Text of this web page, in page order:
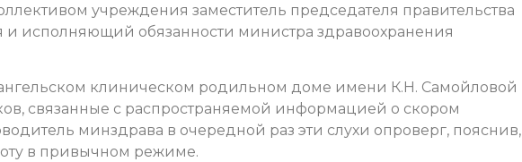
учреждения заместитель председателя правительства
и исполняющий обязанности министра здравоохранения
клиническом родильном доме имени К.Н. Самойловой
связанные с распространяемой информацией о скором
минздрава в очередной раз эти слухи опроверг, пояснив,
в привычном режиме.